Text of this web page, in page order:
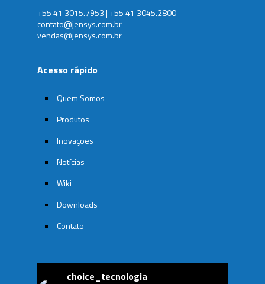
+55 41 3015.7953 | +55 41 3045.2800
contato@jensys.com.br
vendas@jensys.com.br
Acesso rápido
Quem Somos
Produtos
Inovações
Notícias
Wiki
Downloads
Contato
choice_tecnologia